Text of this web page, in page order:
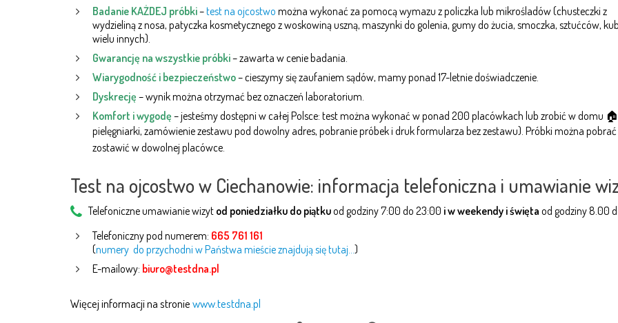
Badanie KAŻDEJ próbki–test na ojcostwo można wykonać za pomocą wymazu z policzka lub mikrośladów (chusteczki z
wydzieliną z nosa, patyczka kosmetycznego z woskowiną uszną, maszynki do golenia, gumy do żucia, smoczka, sztućców,
wielu innych).
Gwarancję na wszystkie próbki– zawarta w cenie badania.
Wiarygodność i bezpieczeństwo– cieszymy się zaufaniem sądów, mamy ponad 17-letnie doświadczenie.
Dyskrecję – wynik można otrzymać bez oznaczeń laboratorium.
Komfort i wygodę – jesteśmy dostępni w całej Polsce: test można wykonać w ponad 200 placówkach lub zrobić w domu
pielęgniarki, zamówienie zestawu pod dowolny adres, pobranie próbek i druk formularza bez zestawu). Próbki można
zostawić w dowolnej placówce.
Test na ojcostwo w Ciechanowie: informacja telefoniczna i umawianie
Telefoniczne umawianie wizyt od poniedziałku do piątkuod godziny 7:00 do 23:00 i w weekendy i święta od godziny 8.00
Telefoniczny pod numerem: 665 761 161
(numery do przychodni w Państwa mieście znajdują się tutaj…)
E-mailowy: biuro@testdna.pl
Więcej informacji na stroniewww.testdna.pl